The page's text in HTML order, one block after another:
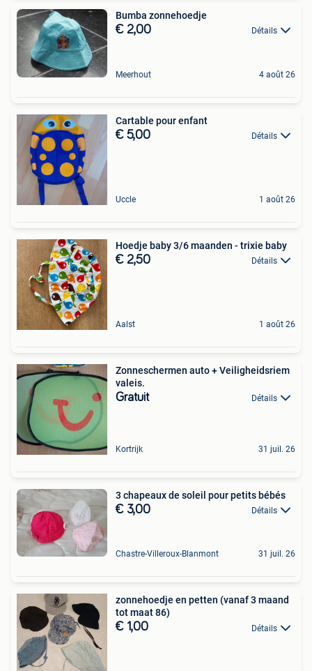
Bumba zonnehoedje
€ 2,00 Détails
Meerhout 4 août 26
Cartable pour enfant
€ 5,00 Détails
Uccle 1 août 26
Hoedje baby 3/6 maanden - trixie baby
€ 2,50 Détails
Aalst 1 août 26
Zonneschermen auto + Veiligheidsriem
valeis.
Gratuit Détails
Kortrijk 31 juil. 26
3 chapeaux de soleil pour petits bébés
€ 3,00 Détails
Chastre-Villeroux-Blanmont 31 juil. 26
zonnehoedje en petten (vanaf 3 maand
tot maat 86)
€ 1,00 Détails